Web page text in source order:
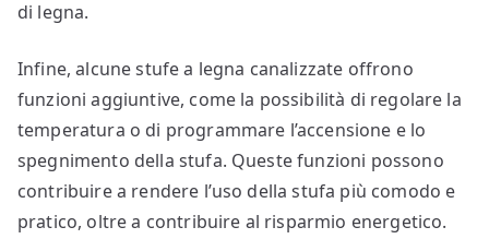
di legna.
Infine, alcune stufe a legna canalizzate offrono
funzioni aggiuntive, come la possibilità di regolare la
temperatura o di programmare l’accensione e lo
spegnimento della stufa. Queste funzioni possono
contribuire a rendere l’uso della stufa più comodo e
pratico, oltre a contribuire al risparmio energetico.